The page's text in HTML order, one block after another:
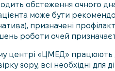
обстеження очного
може бути
призначені
роботи очей
центрі «ЦМЕД» працюють
зору, всі необхідні для